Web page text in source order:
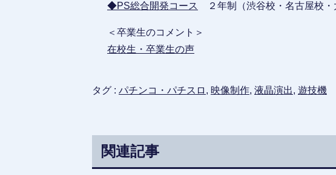
◆PS総合開発コース
２年制（渋谷校・名古屋校・
＜卒業生のコメント＞
在校生・卒業生の声
タグ : パチンコ・パチスロ , 映像制作, 液晶演出, 遊技機
関連記事